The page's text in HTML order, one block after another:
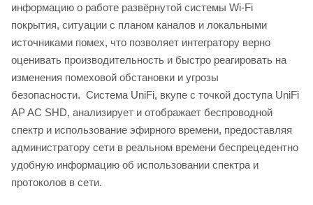
информацию о работе развёрнутой системы Wi-Fi
покрытия, ситуации с планом каналов и локальными
источниками помех, что позволяет интегратору верно
оценивать производительность и быстро реагировать на
изменения помеховой обстановки и угрозы
безопасности. Система UniFi, вкупе с точкой доступа UniFi
AP AC SHD, анализирует и отображает беспроводной
спектр и использование эфирного времени, предоставляя
администратору сети в реальном времени беспрецедентно
удобную информацию об использовании спектра и
протоколов в сети.